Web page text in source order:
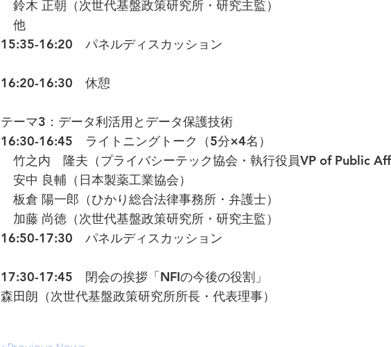
鈴木 正朝（次世代基盤政策研究所・研究主監）
他
15:35-16:20 パネルディスカッション
16:20-16:30 休憩
テーマ3：データ利活用とデータ保護技術
16:30-16:45 ライトニングトーク（5分×4名）
竹之内 隆夫（プライバシーテック協会・執行役員VP of Public
安中 良輔（日本製薬工業協会）
板倉 陽一郎（ひかり総合法律事務所・弁護士）
加藤 尚徳（次世代基盤政策研究所・研究主監）
16:50-17:30 パネルディスカッション
17:30-17:45 閉会の挨拶「NFIの今後の役割」
森田朗（次世代基盤政策研究所所長・代表理事）